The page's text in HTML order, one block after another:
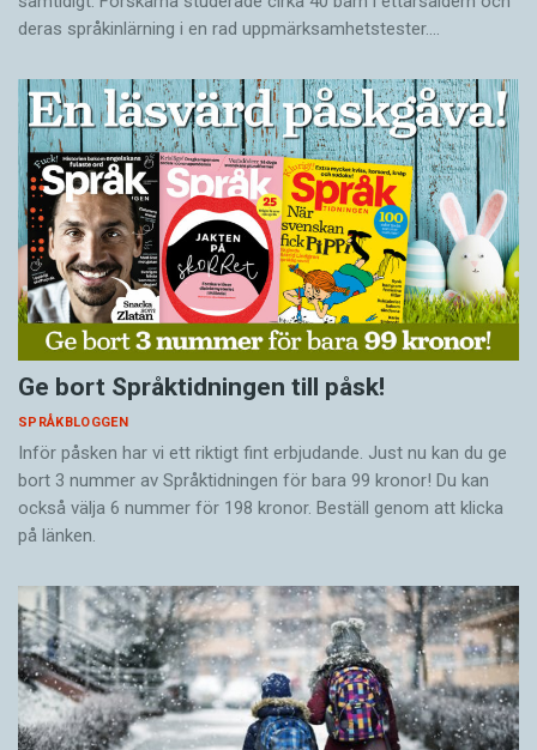
deras språkinlärning i en rad uppmärksamhetstester.…
Ge bort Språktidningen till påsk!
SPRÅKBLOGGEN
Inför påsken har vi ett riktigt fint erbjudande. Just nu kan du ge
bort 3 nummer av Språktidningen för bara 99 kronor! Du kan
också välja 6 nummer för 198 kronor. Beställ genom att klicka
på länken.